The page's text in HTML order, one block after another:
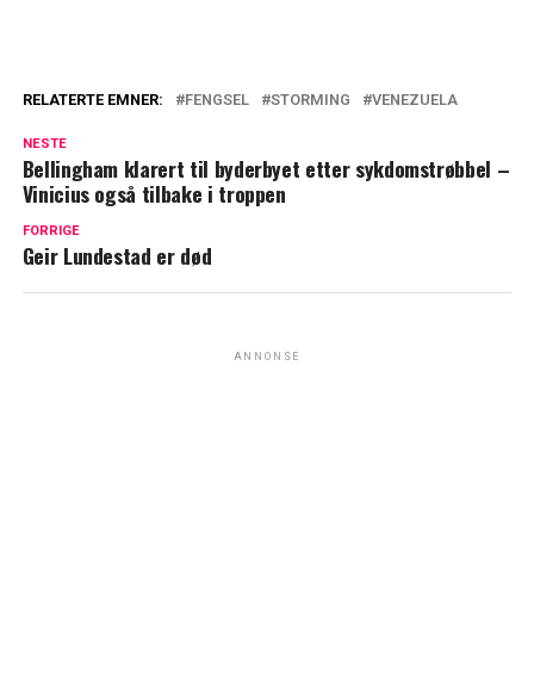
RELATERTE EMNER: FENGSEL STORMING VENEZUELA
NESTE
Bellingham klarert til byderbyet etter sykdomstrøbbel –
Vinicius også tilbake i troppen
FORRIGE
Geir Lundestad er død
ANNONSE